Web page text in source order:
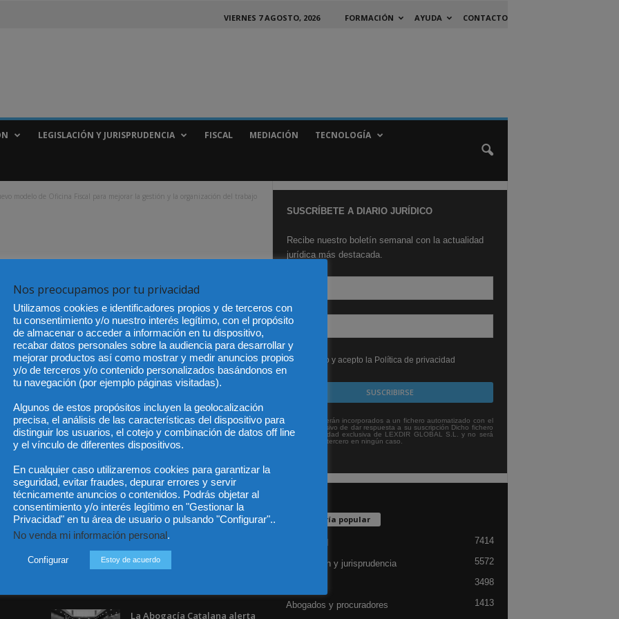
VIERNES 7 AGOSTO, 2026 FORMACIÓN AYUDA CONTACTO
LEGISLACIÓN Y JURISPRUDENCIA FISCAL MEDIACIÓN TECNOLOGÍA
modelo de Oficina Fiscal para mejorar la gestión y la organización del trabajo
SUSCRÍBETE A DIARIO JURÍDICO
Recibe nuestro boletín semanal con la actualidad
jurídica más destacada.
He leído y acepto la Política de privacidad
Sus datos serán incorporados a un fichero automatizado con el
objeto exclusivo de dar respuesta a su suscripción Dicho fichero
es de titularidad exclusiva de LEXDIR GLOBAL S.L. y no será
cedido a un tercero en ningún caso.
Incluso más noticias
Especialización total: por
qué TBF Abogados es el
referente en derecho...
La Abogacía Catalana alerta
Categoría popular
7414
Legislación y jurisprudencia 5572
3498
Abogados y procuradores
1413
Nos preocupamos por tu privacidad
Utilizamos cookies e identificadores propios y de terceros con
tu consentimiento y/o nuestro interés legítimo, con el propósito
de almacenar o acceder a información en tu dispositivo,
recabar datos personales sobre la audiencia para desarrollar y
mejorar productos así como mostrar y medir anuncios propios
y/o de terceros y/o contenido personalizados basándonos en
tu navegación (por ejemplo páginas visitadas).
Algunos de estos propósitos incluyen la geolocalización
precisa, el análisis de las características del dispositivo para
distinguir los usuarios, el cotejo y combinación de datos off line
y el vínculo de diferentes dispositivos.
En cualquier caso utilizaremos cookies para garantizar la
seguridad, evitar fraudes, depurar errores y servir
técnicamente anuncios o contenidos. Podrás objetar al
consentimiento y/o interés legítimo en "Gestionar la
Privacidad" en tu área de usuario o pulsando "Configurar"..
No venda mi información personal.
Configurar Estoy de acuerdo